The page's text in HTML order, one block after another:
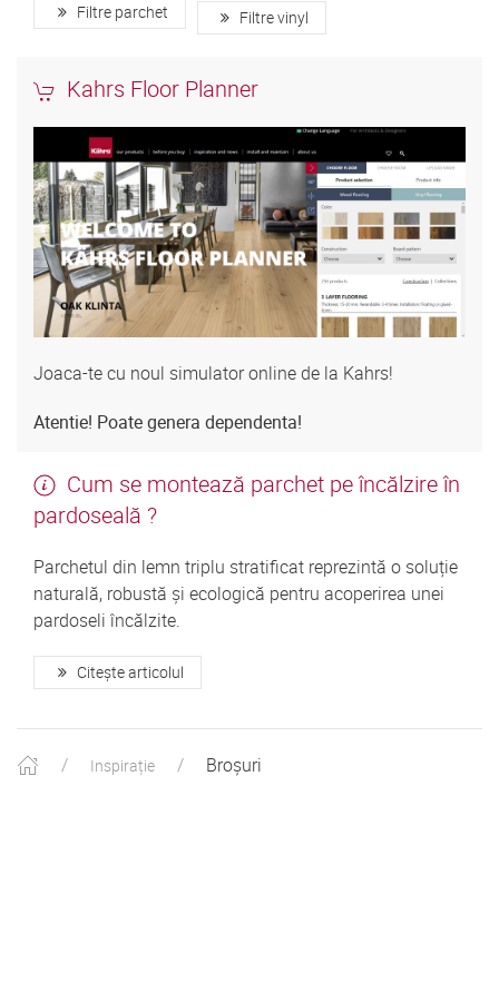
Filtre parchet Filtre vinyl
Kahrs Floor Planner
Joaca-te cu noul simulator online de la Kahrs!
Atentie! Poate genera dependenta!
Cum se montează parchet pe încălzire în
pardoseală ?
Parchetul din lemn triplu stratificat reprezintă o soluție
naturală, robustă și ecologică pentru acoperirea unei
pardoseli încălzite.
Citește articolul
Inspirație Broșuri